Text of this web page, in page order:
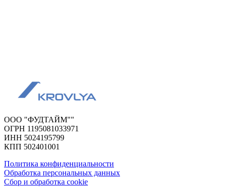
ООО "ФУДТАЙМ""
ОГРН 1195081033971
ИНН 5024195799
КПП 502401001
Политика конфиденциальности
Обработка персональных данных
Сбор и обработка cookie